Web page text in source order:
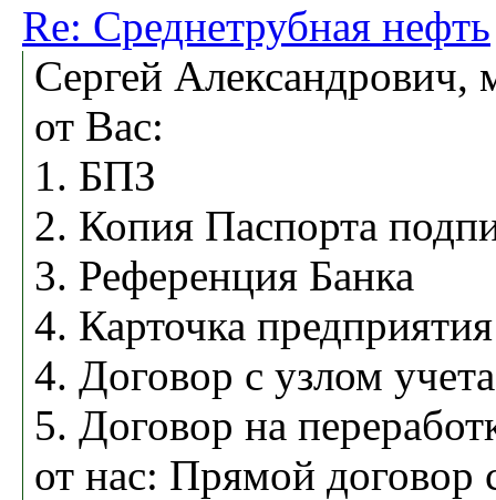
Re: Среднетрубная нефть
Сергей
от Вас:
1. БПЗ
2. Копия Паспорта
3. Референция Банка
4. Карточка предприятия
4. Договор с узлом
5. Договор на
от нас: Прямой договор